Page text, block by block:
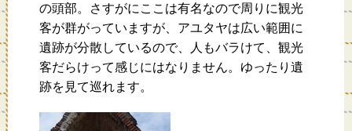
の頭部。さすがにここは有名なので周りに観光
客が群がっていますが、アユタヤは広い範囲に
遺跡が分散しているので、人もバラけて、観光
客だらけって感じにはなりません。ゆったり遺
跡を見て巡れます。